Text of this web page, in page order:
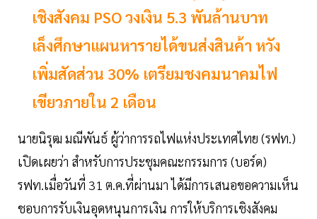
เชิงสังคม PSO วงเงิน 5.3 พันล้านบาท
เล็งศึกษาแผนหารายได้ขนส่งสินค้า หวัง
เพิ่มสัดส่วน 30% เตรียมชงคมนาคมไฟ
เขียวภายใน 2 เดือน
นายนิรุฒ มณีพันธ์ ผู้ว่าการรถไฟแห่งประเทศไทย (รฟท.)
เปิดเผยว่า สำหรับการประชุมคณะกรรมการ (บอร์ด)
รฟท.เมื่อวันที่ 31 ต.ค.ที่ผ่านมา ได้มีการเสนอขอความเห็น
ชอบการรับเงินอุดหนุนการเงิน การให้บริการเชิงสังคม